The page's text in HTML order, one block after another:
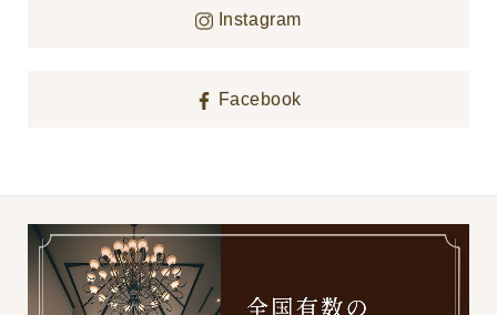
Instagram
Facebook